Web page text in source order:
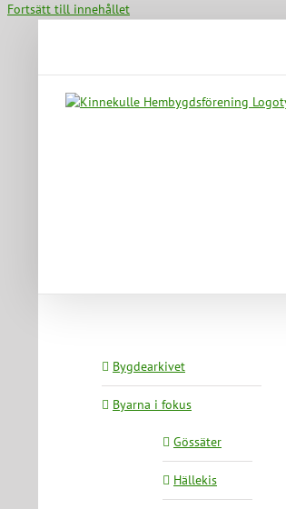
Fortsätt till innehållet
Bygdearkivet
Byarna i fokus
Gössäter
Hällekis